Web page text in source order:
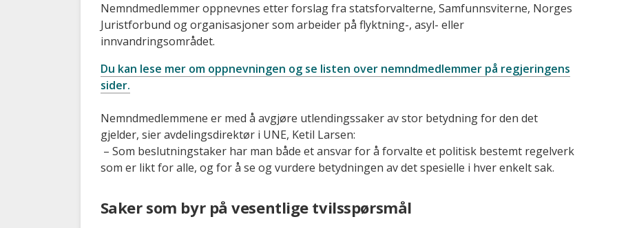
Nemndmedlemmer oppnevnes etter forslag fra statsforvalterne, Samfunnsviterne, Norges
Juristforbund og organisasjoner som arbeider på flyktning-, asyl- eller
innvandringsområdet.
Du kan lese mer om oppnevningen og se listen over nemndmedlemmer på regjeringens
sider.
Nemndmedlemmene er med å avgjøre utlendingssaker av stor betydning for den det
gjelder, sier avdelingsdirektør i UNE, Ketil Larsen:
– Som beslutningstaker har man både et ansvar for å forvalte et politisk bestemt regelverk
som er likt for alle, og for å se og vurdere betydningen av det spesielle i hver enkelt sak.
Saker som byr på vesentlige tvilsspørsmål